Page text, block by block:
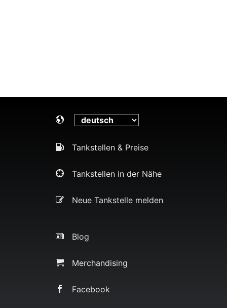
Tankstellen & Preise
Tankstellen in der Nähe
Neue Tankstelle melden
Blog
Merchandising
Facebook